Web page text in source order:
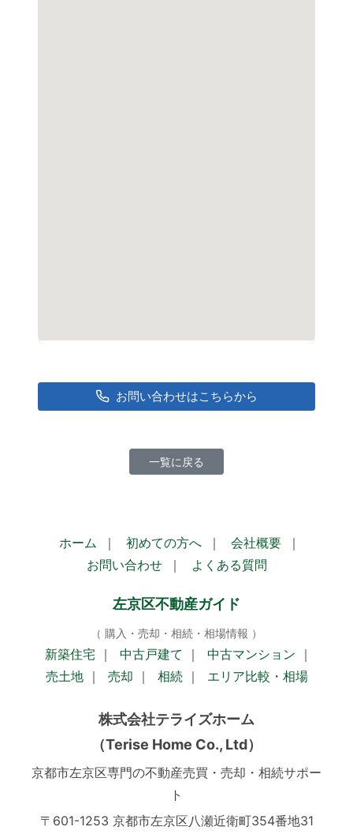
お問い合わせはこちらから
一覧に戻る
ホーム ｜ 初めての方へ ｜ 会社概要
｜
お問い合わせ
｜ よくある質問
左京区不動産ガイド
（ 購入・売却・相続・相場情報 ）
新築住宅 ｜ 中古戸建て ｜ 中古マンション
｜
売土地
｜ 売却 ｜ 相続 ｜ エリア比較・相場
株式会社テライズホーム
（Terise Home Co., Ltd）
京都市左京区専門の不動産売買・売却・相続サポー
ト
〒601-1253 京都市左京区八瀬近衛町354番地31